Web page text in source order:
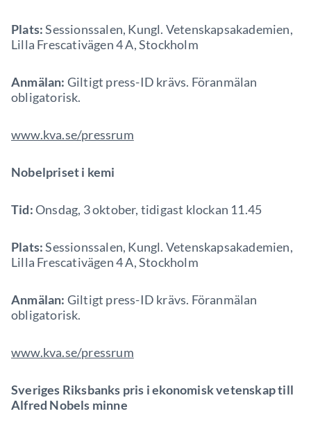
Plats:Sessionssalen, Kungl. Vetenskapsakademien,
Lilla Frescativägen 4 A, Stockholm
Anmälan: Giltigt press-ID krävs. Föranmälan
obligatorisk.
www.kva.se/pressrum
Nobelpriset i kemi
Tid:Onsdag, 3 oktober, tidigast klockan 11.45
Plats:Sessionssalen, Kungl. Vetenskapsakademien,
Lilla Frescativägen 4 A, Stockholm
Anmälan: Giltigt press-ID krävs. Föranmälan
obligatorisk.
www.kva.se/pressrum
Sveriges Riksbanks pris i ekonomisk vetenskap till
Alfred Nobels minne